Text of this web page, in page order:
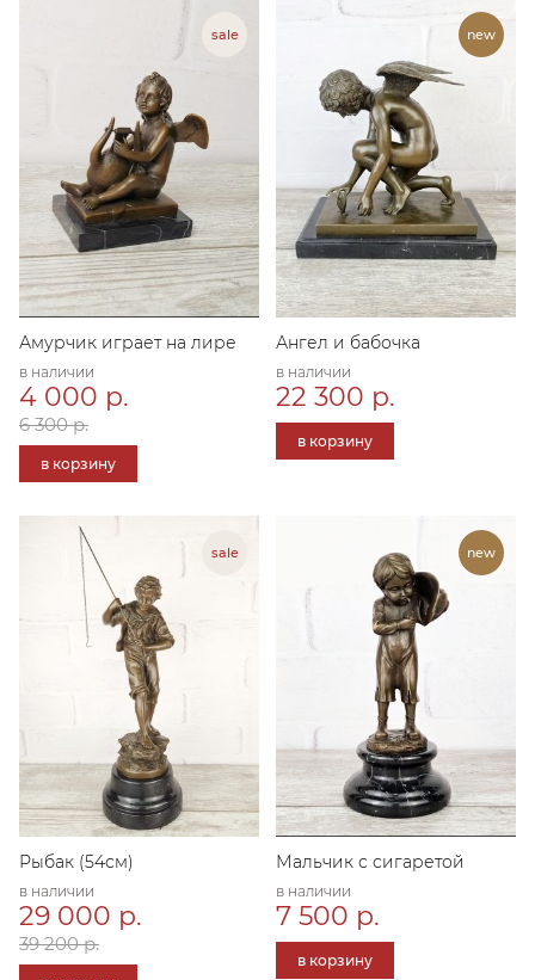
Амурчик играет на лире
в наличии
4 000 р.
6 300 р.
в корзину
Ангел и бабочка
в наличии
22 300 р.
в корзину
Рыбак (54см)
в наличии
29 000 р.
39 200 р.
Мальчик с сигаретой
в наличии
7 500 р.
в корзину